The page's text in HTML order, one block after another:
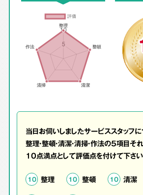
当日お伺いしましたサービススタッフに
整理・整頓・清潔・清掃・作法の5項目そ
10点満点として評価点を付けて下さい
10 整理 10 整頓 10 清潔